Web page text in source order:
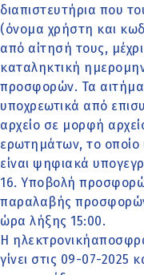
διαπιστευτήρια που
(όνομα χρήστη και
από αίτησή τους,
καταληκτική
προσφορών. Τα
υποχρεωτικά από
αρχείο σε μορφή
ερωτημάτων, το οποίο
είναι ψηφιακά
16. Υποβολή
παραλαβής
ώρα λήξης 15:00.
Η
γίνει στις 09-07-2025